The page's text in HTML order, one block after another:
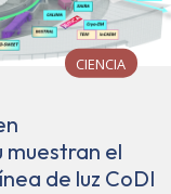
CIENCIA
el
de luz CoDI